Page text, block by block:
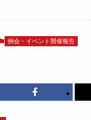
例会・イベント開催報告